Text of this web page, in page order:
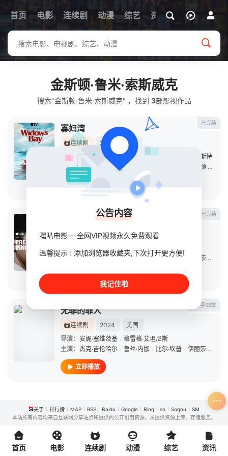
首页 电影 连续剧 动漫 综艺 资讯
金斯顿·鲁米·索斯威克
搜索"金斯顿·鲁米·索斯威克" ，找到 3部影视作品
已完结
寡妇湾
连续剧 2026
美国
导演：
村井浩 安德鲁·德扬 塞缪尔·多诺万
缇·威斯特
主演：马修·瑞斯 凯特·奥弗林 金斯顿·鲁米·索斯威克
立即播放
已完结
无罪的罪人(剧版)
连续剧 2024
美国
导演：
安妮·塞维茨基 /
格雷格·艾坦尼斯
主演：杰克·吉伦哈尔 / 鲁丝·内伽 / 比尔·坎普 / 伊丽莎白·玛维尔
立即播放
更新至08集
无罪的罪人
连续剧 2024
美国
导演： 安妮·塞维茨基 / 格雷格·艾坦尼斯
主演： 杰克·吉伦哈尔 / 鲁丝·内伽 / 比尔·坎普 / 伊丽莎白·玛维尔
立即播放
关于 排行榜 MAP RSS Baidu Google Bing so Sogou
SM
本站所有内容均来自互联网分享站点所提供的公开引用资源，未提供资源上传、存储服务。
首页 电影 连续剧 动漫 综艺 资讯
公告内容
嘿叭电影---全网VIP视频永久免费观看
温馨提示 : 添加浏览器收藏夹,下次打开更方便!
我记住啦